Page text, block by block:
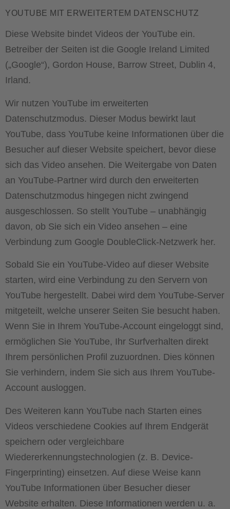
YOUTUBE MIT ERWEITERTEM DATENSCHUTZ
Diese Website bindet Videos der YouTube ein.
Betreiber der Seiten ist die Google Ireland Limited
(„Google“), Gordon House, Barrow Street, Dublin 4,
Irland.
Wir nutzen YouTube im erweiterten
Datenschutzmodus. Dieser Modus bewirkt laut
YouTube, dass YouTube keine Informationen über die
Besucher auf dieser Website speichert, bevor diese
sich das Video ansehen. Die Weitergabe von Daten
an YouTube-Partner wird durch den erweiterten
Datenschutzmodus hingegen nicht zwingend
ausgeschlossen. So stellt YouTube – unabhängig
davon, ob Sie sich ein Video ansehen – eine
Verbindung zum Google DoubleClick-Netzwerk her.
Sobald Sie ein YouTube-Video auf dieser Website
starten, wird eine Verbindung zu den Servern von
YouTube hergestellt. Dabei wird dem YouTube-Server
mitgeteilt, welche unserer Seiten Sie besucht haben.
Wenn Sie in Ihrem YouTube-Account eingeloggt sind,
ermöglichen Sie YouTube, Ihr Surfverhalten direkt
Ihrem persönlichen Profil zuzuordnen. Dies können
Sie verhindern, indem Sie sich aus Ihrem YouTube-
Account ausloggen.
Des Weiteren kann YouTube nach Starten eines
Videos verschiedene Cookies auf Ihrem Endgerät
speichern oder vergleichbare
Wiedererkennungstechnologien (z. B. Device-
Fingerprinting) einsetzen. Auf diese Weise kann
YouTube Informationen über Besucher dieser
Website erhalten. Diese Informationen werden u. a.